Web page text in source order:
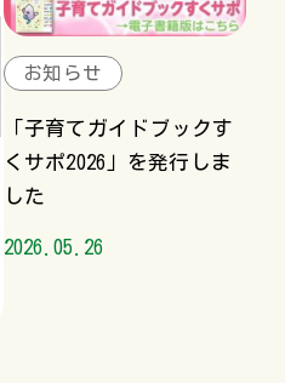
お知らせ
「子育てガイドブックす
くサポ2026」を発行しま
した
2026.05.26